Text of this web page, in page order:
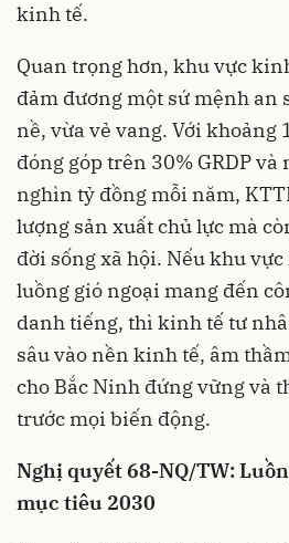
kinh tế.
Quan trọng hơn, khu vực
đảm đương một sứ mệnh an
nề, vừa vẻ vang. Với khoảng
đóng góp trên 30% GRDP
nghìn tỷ đồng mỗi năm,
lượng sản xuất chủ lực mà
đời sống xã hội. Nếu khu
luồng gió ngoại mang đến
danh tiếng, thì kinh tế tư
sâu vào nền kinh tế, âm
cho Bắc Ninh đứng vững và
trước mọi biến động.
Nghị quyết 68-NQ/TW:
mục tiêu 2030